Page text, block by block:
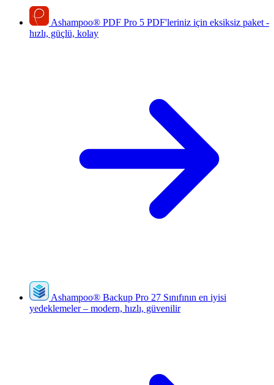
Ashampoo® PDF Pro 5 PDF'leriniz için eksiksiz paket -
hızlı, güçlü, kolay
Ashampoo® Backup Pro 27 Sınıfının en iyisi
yedeklemeler – modern, hızlı, güvenilir